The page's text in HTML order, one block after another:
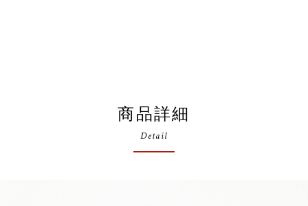
商品詳細
Detail